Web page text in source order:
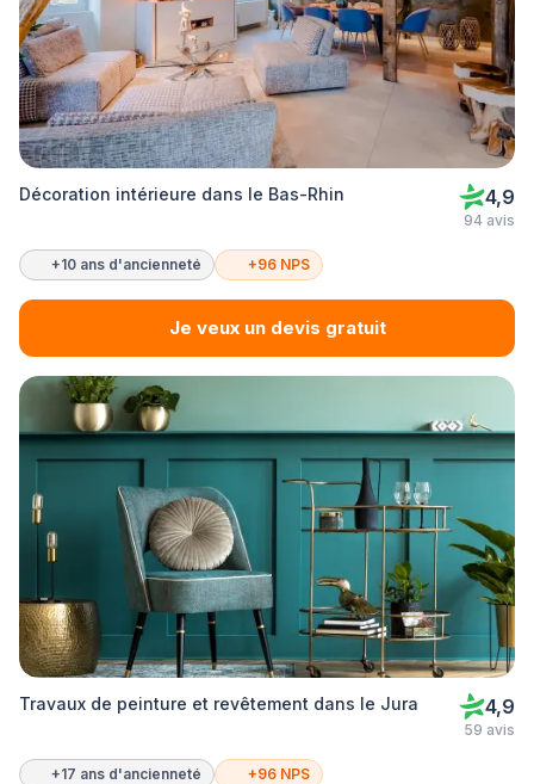
Décoration intérieure dans le Bas-Rhin 4,9
94 avis
+10 ans d'ancienneté +96 NPS
Je veux un devis gratuit
Travaux de peinture et revêtement dans le Jura 4,9
59 avis
+17 ans d'ancienneté +96 NPS